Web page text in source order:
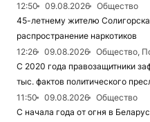
12:50
09.08.2026
Общество
45-летнему жителю Солигорска
распространение наркотиков
12:26
09.08.2026
Общество,
С 2020 года правозащитники
тыс. фактов политического
11:50
09.08.2026
Общество
С начала года от огня в